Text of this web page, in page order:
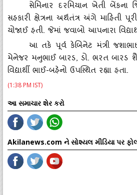
સેમિનાર દરમિયાન ખેતી બેંકના
સહકારી ક્ષેત્રના અર્થતંત્ર અંગે માહિતી
યોજાઈ હતી. જેમાં જવાબો આપનારા
આ તકે પૂર્વ કેબિનેટ મંત્રી
મેનેજર મનુભાઈ બારડ, ડો. ભરત બારડ
વિદ્યાર્થી ભાઈ-બહેનો ઉપસ્‍થિત રહ્યા હતા.
(1:38 PM IST)
આ સમાચાર શેર કરો
Akilanews.com ને સોશ્યલ મીડિયા પર